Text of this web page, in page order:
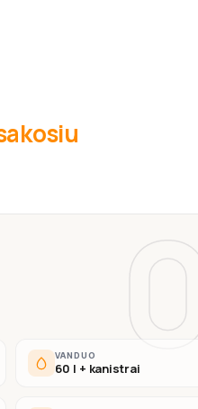
VANDUO
60 l + kanistrai